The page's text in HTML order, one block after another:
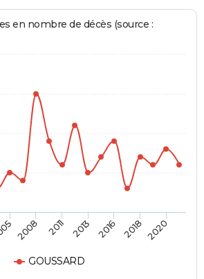
en nombre de décès (source :
GOUSSARD
2008 2011 2013 2016 2018 2020